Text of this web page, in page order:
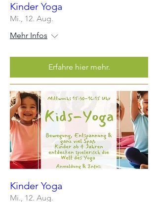
Kinder Yoga
Mi., 12. Aug.
Mehr Infos
Erfahre hier mehr.
Kinder Yoga
Mi., 12. Aug.